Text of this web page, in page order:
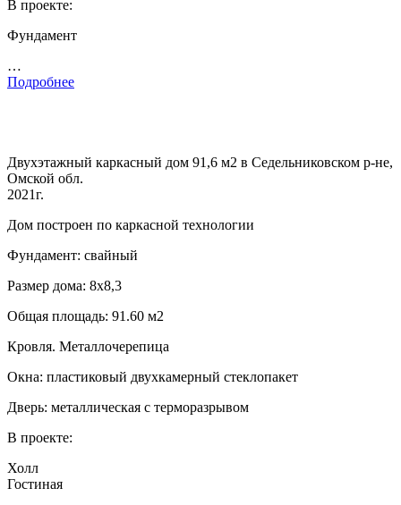
В проекте:
Фундамент
…
Подробнее
Двухэтажный каркасный дом 91,6 м2 в Седельниковском р-не,
Омской обл.
2021г.
Дом построен по каркасной технологии
Фундамент: свайный
Размер дома: 8х8,3
Общая площадь: 91.60 м2
Кровля. Металлочерепица
Окна: пластиковый двухкамерный стеклопакет
Дверь: металлическая с терморазрывом
В проекте:
Холл
Гостиная